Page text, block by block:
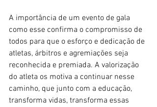
A importância de um evento de gala
como esse confirma o compromisso de
todos para que o esforço e dedicação de
atletas, árbitros e agremiações seja
reconhecida e premiada. A valorização
do atleta os motiva a continuar nesse
caminho, que junto com a educação,
transforma vidas, transforma essas